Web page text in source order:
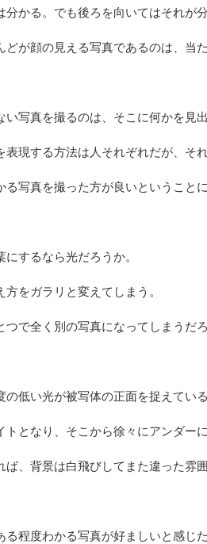
かる。でも後ろを向いてはそれが分
が顔の見える写真であるのは、当
写真を撮るのは、そこに何かを見
現する方法は人それぞれだが、そ
写真を撮った方が良いということに
するなら光だろうか。
をガラリと変えてしまう。
で全く別の写真になってしまうだろ
低い光が被写体の正面を捉えている
となり、そこから徐々にアンダーに
、背景は白飛びしてまた違った雰
程度わかる写真が好ましいと感じた